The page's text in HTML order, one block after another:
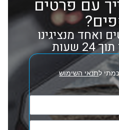
עם פרטים
ואחד מנציגינו
שעות
לתנאי השימוש